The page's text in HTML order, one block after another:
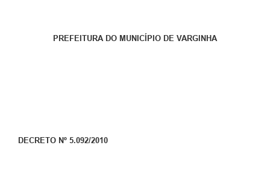
PREFEITURA DO MUNICÍPIO DE VARGINHA
DECRETO Nº 5.092/2010